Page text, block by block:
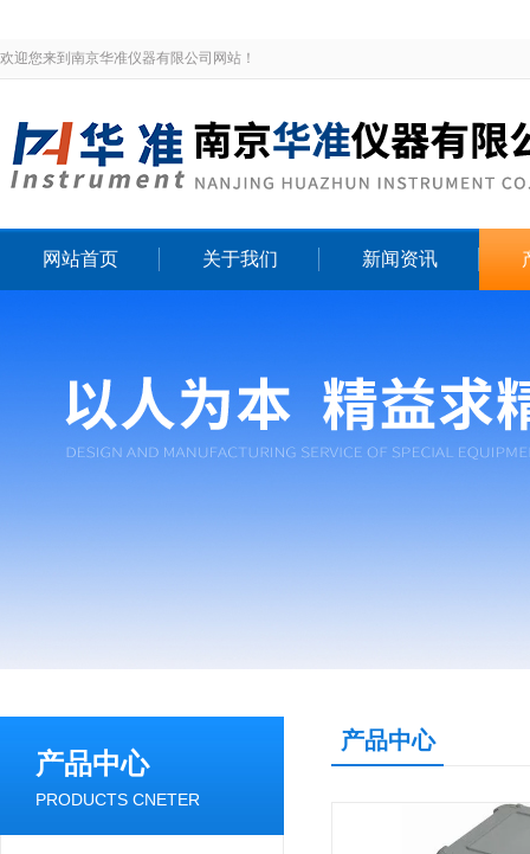
欢迎您来到南京华准仪器有限公司网站！
网站首页 关于我们 新闻资讯
产品中心
PRODUCTS CNETER
产品中心